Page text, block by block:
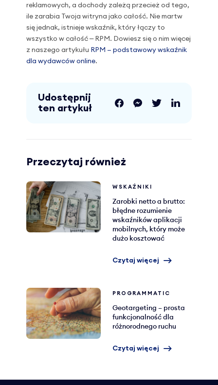
reklamowych, a dochody zależą przecież od tego,
ile zarabia Twoja witryna jako całość. Nie martw
się jednak, istnieje wskaźnik, który łączy to
wszystko w całość ⎼ RPM. Dowiesz się o nim więcej
z naszego artykułu RPM — podstawowy wskaźnik
dla wydawców online.
Udostępnij
ten artykuł
Przeczytaj również
WSKAŹNIKI
Zarobki netto a brutto:
błędne rozumienie
wskaźników aplikacji
mobilnych, który może
dużo kosztować
Czytaj więcej
PROGRAMMATIC
Geotargeting – prosta
funkcjonalność dla
różnorodnego ruchu
Czytaj więcej